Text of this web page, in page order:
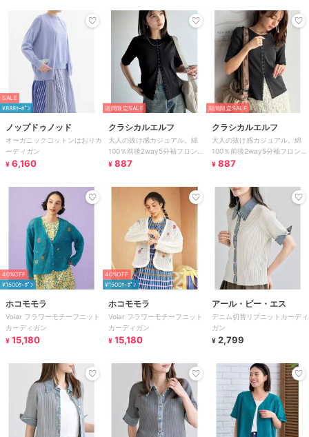
SALE
¥888ｸｰﾎﾟﾝ
ノップドゥノッド
オーガニックコットンはおりカ
ーディガン
¥ 6,160
期間限定SALE
クラシカルエルフ
大人の抜け感カジュアル。綿
100％前後2way5分袖フロント
ホックカーディガンリブトップ
¥ 887
期間限定SALE
クラシカルエルフ
大人の抜け感カジュアル。綿
100％前後2way5分袖フロント
ホックカーディガンリブトップ
¥ 887
40%OFF
¥1500ｸｰﾎﾟﾝ
ホコモモラ
Volar フラワーモチーフニット
カーディガン
¥ 15,180
40%OFF
¥1500ｸｰﾎﾟﾝ
ホコモモラ
Volar フラワーモチーフニット
カーディガン
¥ 15,180
アール・ピー・エス
デニム切替リブニットカーディ
ガン
¥ 2,799